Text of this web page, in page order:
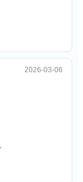
2026-03-06